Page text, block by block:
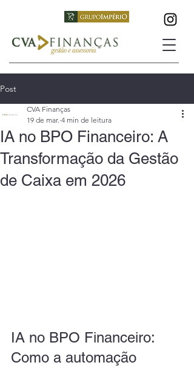
Post
IA no BPO Financeiro: A
Transformação da Gestão
de Caixa em 2026
CVA Finanças
19 de mar. 4 min de leitura
IA no BPO Financeiro:
Como a automação